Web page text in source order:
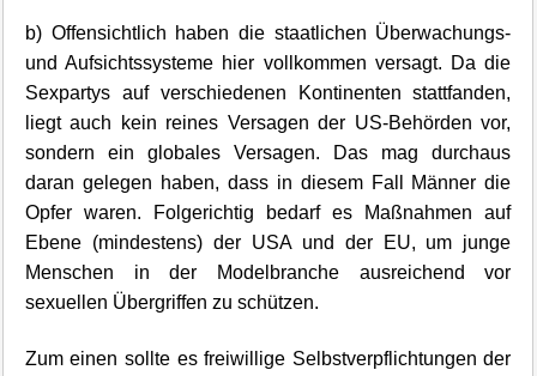
b) Offensichtlich haben die staatlichen Überwachungs-
und Aufsichtssysteme hier vollkommen versagt. Da die
Sexpartys auf verschiedenen Kontinenten stattfanden,
liegt auch kein reines Versagen der US-Behörden vor,
sondern ein globales Versagen. Das mag durchaus
daran gelegen haben, dass in diesem Fall Männer die
Opfer waren. Folgerichtig bedarf es Maßnahmen auf
Ebene (mindestens) der USA und der EU, um junge
Menschen in der Modelbranche ausreichend vor
sexuellen Übergriffen zu schützen.
Zum einen sollte es freiwillige Selbstverpflichtungen der